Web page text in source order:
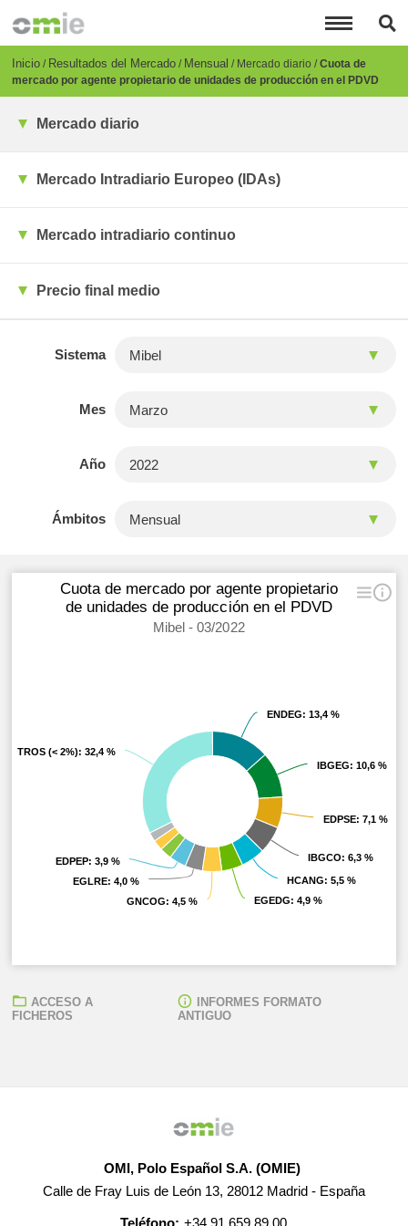
principal
Breadcrumb
Inicio Resultados del Mercado Mensual Mercado diario Cuota de
mercado por agente propietario de unidades de producción en el PDVD
Mercado diario
Mercado Intradiario Europeo (IDAs)
Mercado intradiario continuo
Precio final medio
Sistema
Mes
Año
Ámbitos
Cuota de mercado por agente propietario
de unidades de producción en el PDVD
Mibel - 03/2022
ENDEG: 13,4 %
ENDEG: 13,4 %
IBGEG: 10,6 %
IBGEG: 10,6 %
EDPSE: 7,1 %
EDPSE: 7,1 %
IBGCO: 6,3 %
IBGCO: 6,3 %
HCANG: 5,5 %
HCANG: 5,5 %
EGEDG: 4,9 %
EGEDG: 4,9 %
GNCOG: 4,5 %
GNCOG: 4,5 %
EGLRE: 4,0 %
EGLRE: 4,0 %
EDPEP: 3,9 %
EDPEP: 3,9 %
OTROS (< 2%): 32,4 %
OTROS (< 2%): 32,4 %
ACCESO A
FICHEROS
INFORMES FORMATO
ANTIGUO
OMI, Polo Español S.A. (OMIE)
Calle de Fray Luis de León 13, 28012 Madrid - España
Teléfono: +34 91 659 89 00